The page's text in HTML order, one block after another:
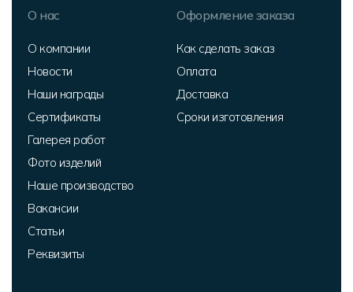
О нас
О компании
Новости
Наши награды
Сертификаты
Галерея работ
Фото изделий
Наше производство
Вакансии
Статьи
Реквизиты
Оформление заказа
Как сделать заказ
Оплата
Доставка
Сроки изготовления